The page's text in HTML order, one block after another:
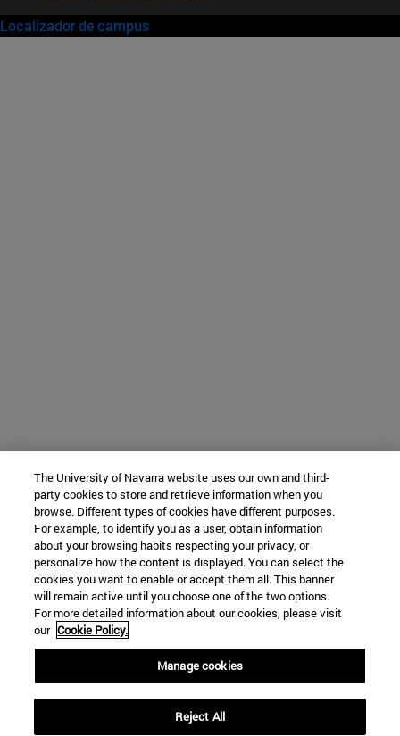
Localizador de campus
The University of Navarra website uses our own and third-
party cookies to store and retrieve information when you
browse. Different types of cookies have different purposes.
For example, to identify you as a user, obtain information
about your browsing habits respecting your privacy, or
personalize how the content is displayed. You can select the
cookies you want to enable or accept them all. This banner
will remain active until you choose one of the two options.
For more detailed information about our cookies, please visit
our Cookie Policy.
Manage cookies
Reject All